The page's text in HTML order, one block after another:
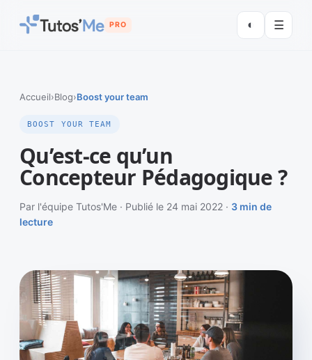
PRO ◐ ☰
Accueil›Blog›Boost your team
BOOST YOUR TEAM
Qu’est-ce qu’un
Concepteur Pédagogique ?
Par l'équipe Tutos'Me · Publié le 24 mai 2022 · 3 min de
lecture